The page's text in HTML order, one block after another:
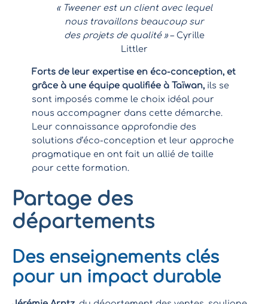
« Tweener est un client avec lequel
nous travaillons beaucoup sur
des projets de qualité »– Cyrille
Littler
Forts de leur expertise en éco-conception, et
grâce à une équipe qualifiée à Taïwan, ils se
sont imposés comme le choix idéal pour
nous accompagner dans cette démarche.
Leur connaissance approfondie des
solutions d’éco-conception et leur approche
pragmatique en ont fait un allié de taille
pour cette formation.
Partage des
départements
Des enseignements clés
pour un impact durable